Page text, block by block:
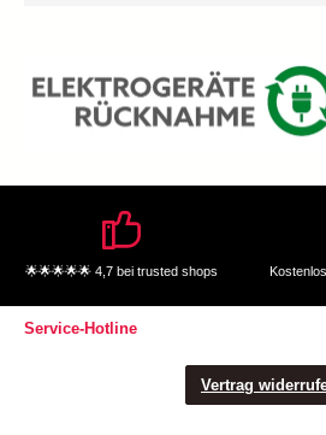
🌟🌟🌟🌟🌟 4,7 bei trusted shops
Service-Hotline
Vertrag